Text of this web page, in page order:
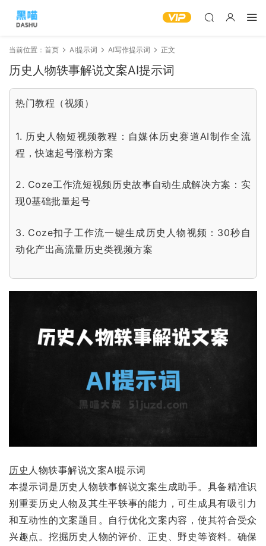
当前位置： 首页 AI提示词 AI写作提示词 正文
历史人物轶事解说文案AI提示词
热门教程（视频）
1. 历史人物短视频教程：自媒体历史赛道AI制作全流
程，快速起号涨粉方案
2. Coze工作流短视频历史故事自动生成解决方案：实
现0基础批量起号
3. Coze扣子工作流一键生成历史人物视频：30秒自
动化产出高流量历史类视频方案
历史 人物轶事解说文案AI提示词
本提示词是历史人物轶事解说文案生成助手。具备精准识
别重要历史人物及其生平轶事的能力，可生成具有吸引力
和互动性的文案题目。自行优化文案内容，使其符合受众
兴趣点。挖掘历史人物的评价、正史、野史等资料。确保